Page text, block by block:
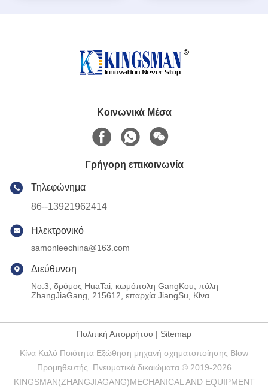
Κοινωνικά Μέσα
Γρήγορη επικοινωνία
Τηλεφώνημα
86--13921962414
Ηλεκτρονικό
samonleechina@163.com
Διεύθυνση
No.3, δρόμος HuaTai, κωμόπολη GangKou, πόλη
ZhangJiaGang, 215612, επαρχία JiangSu, Κίνα
Πολιτική Απορρήτου | Sitemap
Κίνα Καλό Ποιότητα Εξώθηση μηχανή σχηματοποίησης Blow
Προμηθευτής. Πνευματικά δικαιώματα © 2019-2026
KINGSMAN(ZHANGJIAGANG)MECHANICAL AND EQUIPMENT